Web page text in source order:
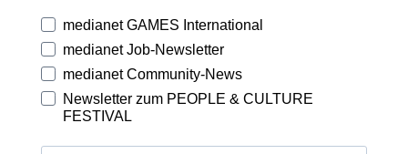
medianet GAMES International
medianet Job-Newsletter
medianet Community-News
Newsletter zum PEOPLE & CULTURE
FESTIVAL